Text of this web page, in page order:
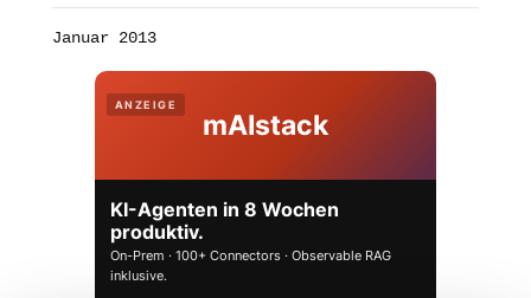
Januar 2013
ANZEIGE
mAIstack
KI-Agenten in 8 Wochen
produktiv.
On-Prem · 100+ Connectors · Observable RAG
inklusive.